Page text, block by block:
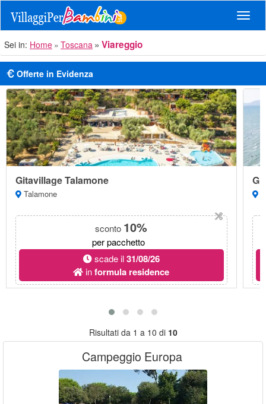
Sei in: Home Toscana Viareggio
Offerte in Evidenza
Gitavillage Talamone
Talamone
sconto 10%
per pacchetto
scade il31/08/26
informula residence
Risultati da 1 a 10 di 10
Campeggio Europa